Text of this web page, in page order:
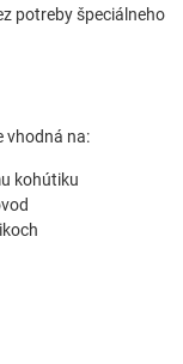
potreby špeciálneho
vhodná na:
kohútiku